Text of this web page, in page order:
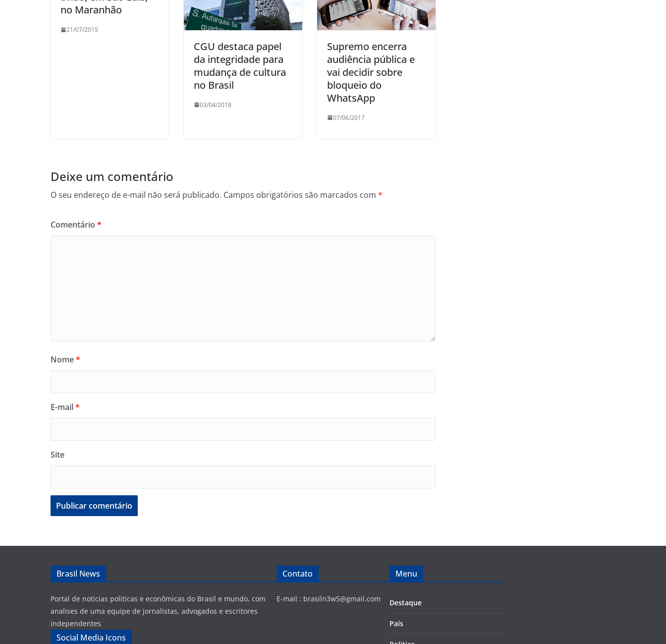
no Maranhão
21/07/2015
CGU destaca papel
da integridade para
mudança de cultura
no Brasil
03/04/2018
Supremo encerra
audiência pública e
vai decidir sobre
bloqueio do
WhatsApp
07/06/2017
Deixe um comentário
O seu endereço de e-mail não será publicado. Campos obrigatórios são marcados com *
Comentário *
Nome*
E-mail*
Site
Brasil News
Portal de noticias politicas e econômicas do Brasil e mundo, com
analises de uma equipe de jornalistas, advogados e escritores
independentes
Social Media Icons
Contato
E-mail : brasiln3w5@gmail.com
Menu
Destaque
País